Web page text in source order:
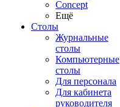
Concept
Ещё
Столы
Журнальные
столы
Компьютерные
столы
Для персонала
Для кабинета
руководителя